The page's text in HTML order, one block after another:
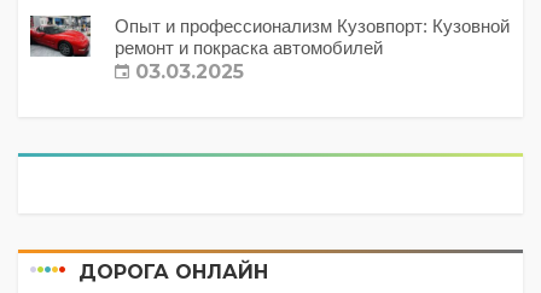
Опыт и профессионализм Кузовпорт: Кузовной
ремонт и покраска автомобилей
03.03.2025
ДОРОГА ОНЛАЙН